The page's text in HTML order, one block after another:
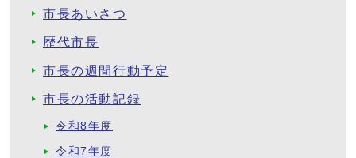
市長あいさつ
歴代市長
市長の週間行動予定
市長の活動記録
令和8年度
令和7年度